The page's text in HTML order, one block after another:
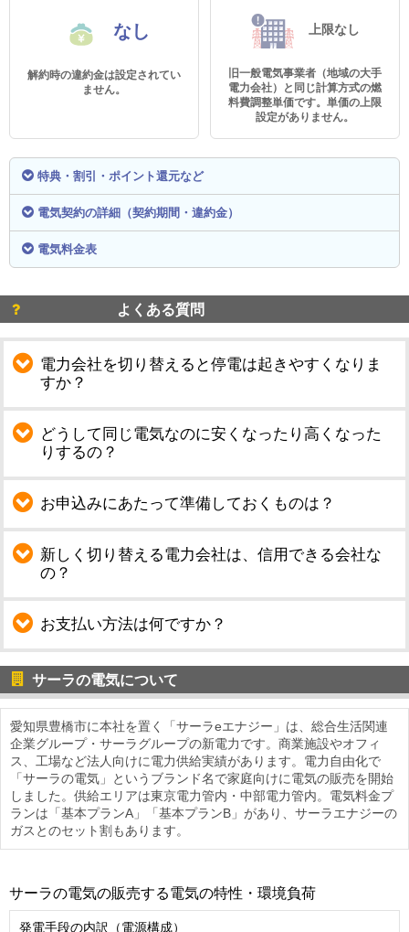
なし
解約時の違約金は設定されてい
ません。
上限なし
旧一般電気事業者（地域の大手
電力会社）と同じ計算方式の燃
料費調整単価です。単価の上限
設定がありません。
特典・割引・ポイント還元など
電気契約の詳細（契約期間・違約金）
電気料金表
よくある質問
電力会社を切り替えると停電は起きやすくなりま
すか？
どうして同じ電気なのに安くなったり高くなった
りするの？
お申込みにあたって準備しておくものは？
新しく切り替える電力会社は、信用できる会社な
の？
お支払い方法は何ですか？
サーラの電気について
愛知県豊橋市に本社を置く「サーラeエナジー」は、総合生活関連
企業グループ・サーラグループの新電力です。商業施設やオフィ
ス、工場など法人向けに電力供給実績があります。電力自由化で
「サーラの電気」というブランド名で家庭向けに電気の販売を開始
しました。供給エリアは東京電力管内・中部電力管内。電気料金プ
ランは「基本プランA」「基本プランB」があり、サーラエナジーの
ガスとのセット割もあります。
サーラの電気の販売する電気の特性・環境負荷
発電手段の内訳（電源構成）